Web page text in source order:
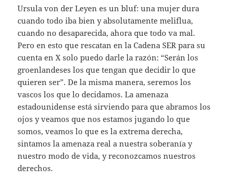
Ursula von der Leyen es un bluf: una mujer dura
cuando todo iba bien y absolutamente meliflua,
cuando no desaparecida, ahora que todo va mal.
Pero en esto que rescatan en la Cadena SER para su
cuenta en X solo puedo darle la razón: “Serán los
groenlandeses los que tengan que decidir lo que
quieren ser”. De la misma manera, seremos los
vascos los que lo decidamos. La amenaza
estadounidense está sirviendo para que abramos los
ojos y veamos que nos estamos jugando lo que
somos, veamos lo que es la extrema derecha,
sintamos la amenaza real a nuestra soberanía y
nuestro modo de vida, y reconozcamos nuestros
derechos.